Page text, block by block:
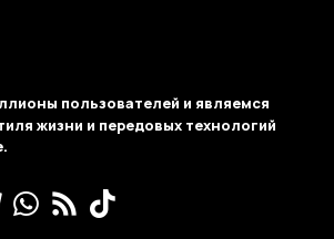
пользователей и являемся
жизни и передовых технологий